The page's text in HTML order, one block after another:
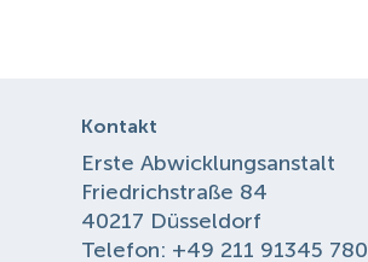
Kontakt
Erste Abwicklungsanstalt
Friedrichstraße 84
40217 Düsseldorf
Telefon: +49 211 91345 780